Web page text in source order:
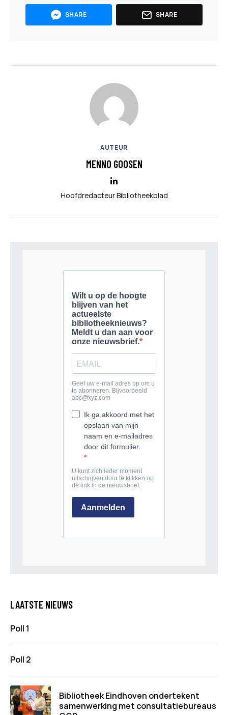
SHARE SHARE
AUTEUR
MENNO GOOSEN
Hoofdredacteur Bibliotheekblad
LAATSTE NIEUWS
Poll 1
Poll 2
Bibliotheek Eindhoven ondertekent
samenwerking met consultatiebureaus